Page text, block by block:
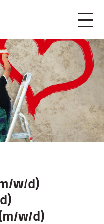
w/d)
w/d)